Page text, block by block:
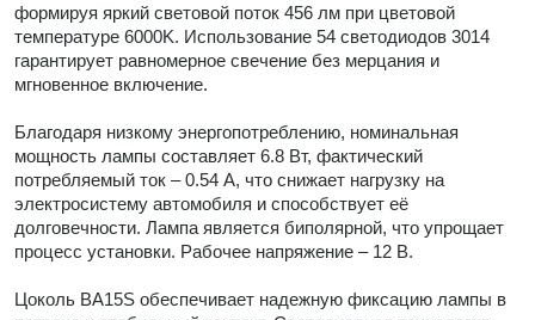
формируя яркий световой поток 456 лм при цветовой
температуре 6000K. Использование 54 светодиодов 3014
гарантирует равномерное свечение без мерцания и
мгновенное включение.
Благодаря низкому энергопотреблению, номинальная
мощность лампы составляет 6.8 Вт, фактический
потребляемый ток – 0.54 А, что снижает нагрузку на
электросистему автомобиля и способствует её
долговечности. Лампа является биполярной, что упрощает
процесс установки. Рабочее напряжение – 12 В.
Цоколь BA15S обеспечивает надежную фиксацию лампы в